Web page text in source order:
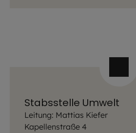
Stabsstelle Umwelt
Leitung: Mattias Kiefer
Kapellenstraße 4